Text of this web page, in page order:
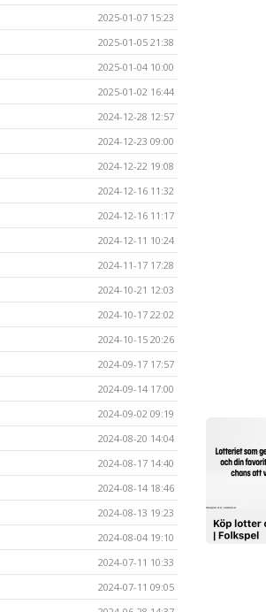
2025-01-07 15:23
2025-01-05 21:38
2025-01-04 10:00
2025-01-02 16:44
2024-12-28 12:57
2024-12-23 09:00
2024-12-22 19:08
2024-12-16 11:32
2024-12-16 11:17
2024-12-11 10:24
2024-11-17 17:28
2024-10-21 12:03
2024-10-17 22:02
2024-10-15 20:26
2024-09-17 17:57
2024-09-14 17:00
2024-09-02 09:19
2024-08-20 14:04
2024-08-17 14:40
2024-08-14 18:46
2024-08-13 19:23
2024-08-04 19:10
2024-07-11 10:33
2024-07-11 09:05